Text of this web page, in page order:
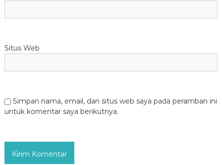
Situs Web
Simpan nama, email, dan situs web saya pada peramban ini
untuk komentar saya berikutnya.